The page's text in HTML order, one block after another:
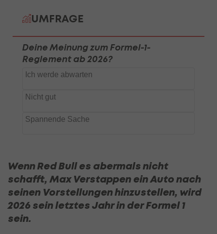
Wenn Red Bull es abermals nicht
schafft, Max Verstappen ein Auto nach
seinen Vorstellungen hinzustellen, wird
2026 sein letztes Jahr in der Formel 1
sein.